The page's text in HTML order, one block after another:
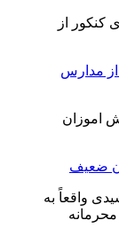
از مدارس
ضعیف